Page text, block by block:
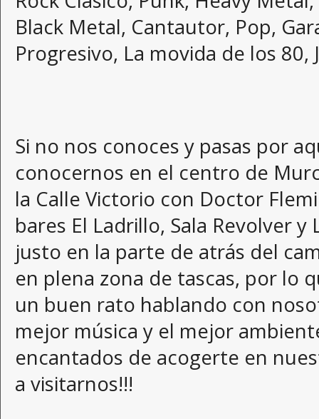
Black Metal, Cantautor, Pop,
Progresivo, La movida de los 80,
Si no nos conoces y pasas por
conocernos en el centro de
la Calle Victorio con Doctor
bares El Ladrillo, Sala Revolver y
justo en la parte de atrás del
en plena zona de tascas, por lo
un buen rato hablando con
mejor música y el mejor
encantados de acogerte en
a visitarnos!!!